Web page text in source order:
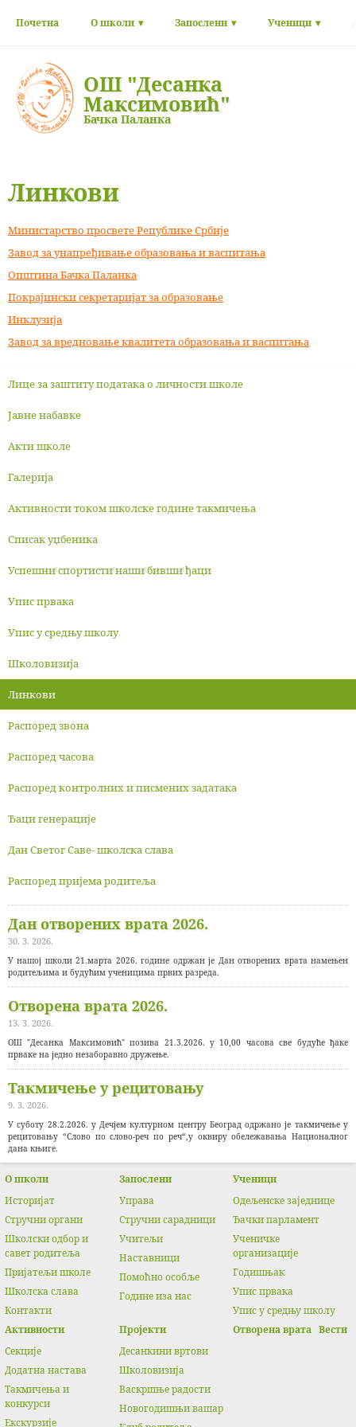
Почетна О школи Запослени Ученици
ОШ "Десанка
Максимовић"
Бачка Паланка
Линкови
Министарство просвете Републике Србије
Завод за унапређивање образовања и васпитања
Општина Бачка Паланка
Покрајински секретаријат за образовање
Инклузија
Завод за вредновање квалитета образовања и васпитања
Лице за заштиту података о личности школе
Јавне набавке
Акти школе
Галерија
Активности током школске године такмичења
Списак уџбеника
Успешни спортисти наши бивши ђаци
Упис првака
Упис у средњу школу
Школовизија
Линкови
Распоред звона
Распоред часова
Распоред контролних и писмених задатака
Ђаци генерације
Дан Светог Саве- школска слава
Распоред пријема родитеља
Дан отворених врата 2026.
30. 3. 2026.
У нашој школи 21.марта 2026. године одржан је Дан отворених врата намењен
родитељима и будућим ученицима првих разреда.
Отворена врата 2026.
13. 3. 2026.
ОШ "Десанка Максимовић" позива 21.3.2026. у 10,00 часова све будуће ђаке
прваке на једно незаборавно дружење.
Такмичење у рецитовању
9. 3. 2026.
У суботу 28.2.2026. у Дечјем културном центру Београд одржано је такмичење у
рецитовању “Слово по слово-реч по реч“,у оквиру обележавања Националног
дана књиге.
О школи
Историјат
Стручни органи
Школски одбор и
савет родитеља
Пријатељи школе
Школска слава
Контакти
Запослени
Управа
Стручни сарадници
Учитељи
Наставници
Помоћно особље
Године иза нас
Ученици
Одељенске заједнице
Ђачки парламент
Ученичке
организације
Годишњак
Упис првака
Упис у средњу школу
Активности
Секције
Додатна настава
Такмичења и
конкурси
Екскурзије
Прojeкти
Десанкини вртови
Школовизија
Васкршње радости
Новогодишњи вашар
Отворена врата Вести